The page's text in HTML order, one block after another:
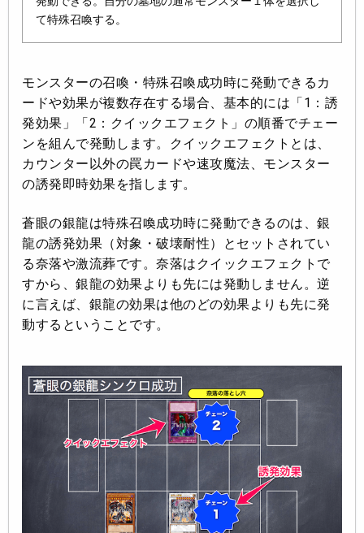
て特殊召喚する。
モンスターの召喚・特殊召喚成功時に発動できるカ
ードや効果が複数存在する場合、基本的には「1：誘
発効果」「2：クイックエフェクト」の順番でチェー
ンを組んで発動します。クイックエフェクトとは、
カウンター以外の罠カードや速攻魔法、モンスター
の誘発即時効果を指します。
蒼眼の銀龍は特殊召喚成功時に発動できるのは、銀
龍の誘発効果（対象・破壊耐性）とセットされてい
る奈落や激流葬です。奈落はクイックエフェクトで
すから、銀龍の効果よりも先には発動しません。逆
に言えば、銀龍の効果は他のどの効果よりも先に発
動するということです。